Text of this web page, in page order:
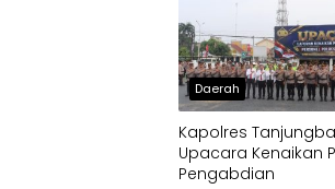
Daerah
Kapolres
Upacara Kenaikan
Pengabdian